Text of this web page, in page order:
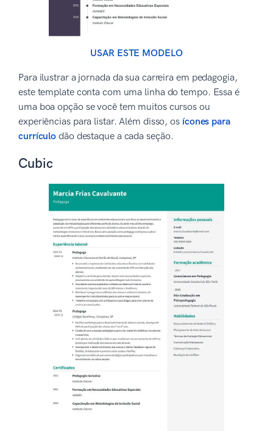
USAR ESTE MODELO
Para ilustrar a jornada da sua carreira em pedagogia,
este template conta com uma linha do tempo. Essa é
uma boa opção se você tem muitos cursos ou
experiências para listar. Além disso, os ícones para
currículo dão destaque a cada seção.
Cubic